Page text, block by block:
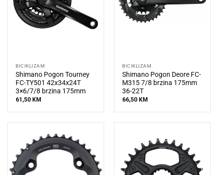
BICIKLIZAM
Shimano Pogon Tourney
FC-TY501 42x34x24T
3×6/7/8 brzina 175mm
61,50 KM
BICIKLIZAM
Shimano Pogon Deore FC-
M315 7/8 brzina 175mm
36-22T
66,50 KM